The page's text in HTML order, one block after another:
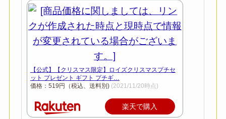
【公式】【クリスマス限定】ロイズクリスマスプチセ
ット プレゼント ギフト プチギ…
価格：519円（税込、送料別) (2021/11/20時点)
楽天で購入